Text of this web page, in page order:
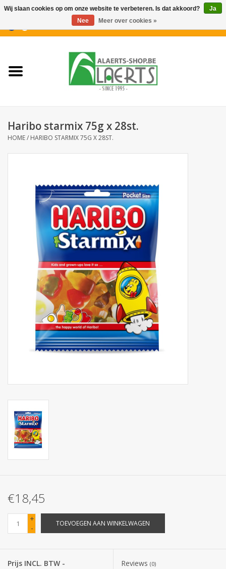
Nieuwigheden
Koffiekoekjes
Aperitiefkoekjes
Botanicals
Snoeppot-Snoep
Kassarollen
Cleaning-producten
Verpakking
Kantoorbenodigdheden
Corona
Sinterklaassnoep
Carnavalssnoep
Haribo starmix 75g x 28st.
HOME/ HARIBO STARMIX 75G X 28ST.
€18,45
+
-
TOEVOEGEN AAN WINKELWAGEN
Prijs INCL. BTW -
Reviews (0)
Wij slaan cookies op om onze website te verbeteren. Is dat akkoord?
Ja
Nee
Meer over cookies »